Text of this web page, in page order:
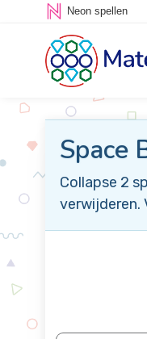
Neon spellen
Space
Collapse 2
verwijderen.